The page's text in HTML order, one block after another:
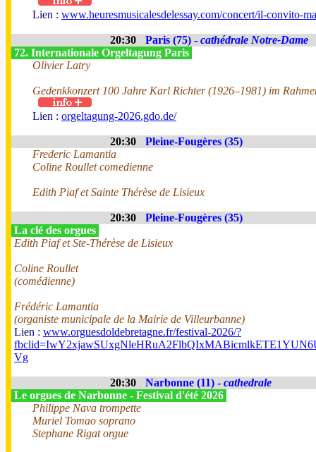
Lien : www.heuresmusicalesdelessay.com/concert/il-convito-
20:30 Paris (75) - cathédrale Notre-Dame
72. Internationale Orgeltagung Paris
Olivier Latry
Gedenkkonzert 100 Jahre Karl Richter (1926–1981) im
Lien : orgeltagung-2026.gdo.de/
20:30
Pleine-Fougères (35)
Frederic Lamantia
Coline Roullet comedienne
Edith Piaf et Sainte Thérèse de Lisieux
20:30
Pleine-Fougères (35)
La clé des orgues
Edith Piaf et Ste-Thérèse de Lisieux
Coline Roullet
(comédienne)
Frédéric Lamantia
(organiste municipale de la Mairie de Villeurbanne)
Lien : www.orguesdoldebretagne.fr/festival-2026/?
Vg
20:30 Narbonne (11) - cathedrale
Le orgues de Narbonne - Festival d'été 2026
Philippe Nava trompette
Muriel Tomao soprano
Stephane Rigat orgue